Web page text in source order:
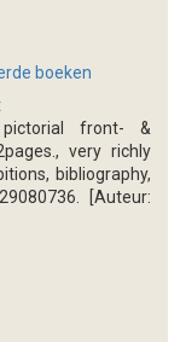
boeken
pictorial front- &
very richly
bibliography,
[Auteur: